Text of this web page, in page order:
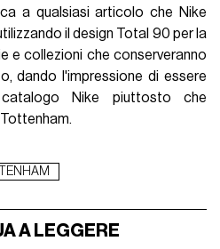
a qualsiasi articolo che Nike
il design Total 90 per la
e collezioni che conserveranno
dando l'impressione di essere
Nike piuttosto che
A LEGGERE